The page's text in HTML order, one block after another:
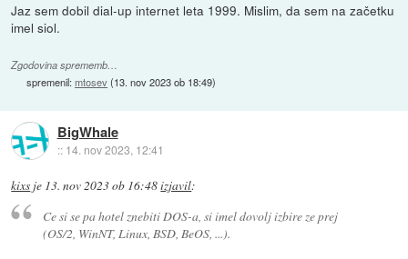
Jaz sem dobil dial-up internet leta 1999. Mislim, da sem na začetku
imel siol.
Zgodovina sprememb…
spremenil:mtosev(13. nov 2023 ob 18:49)
BigWhale
:: 14. nov 2023, 12:41
kixs je 13. nov 2023 ob 16:48izjavil:
Ce si se pa hotel znebiti DOS-a, si imel dovolj izbire ze prej
(OS/2, WinNT, Linux, BSD, BeOS, ...).